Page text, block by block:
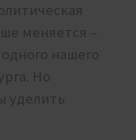
меняется –
нашего
Но
уделить